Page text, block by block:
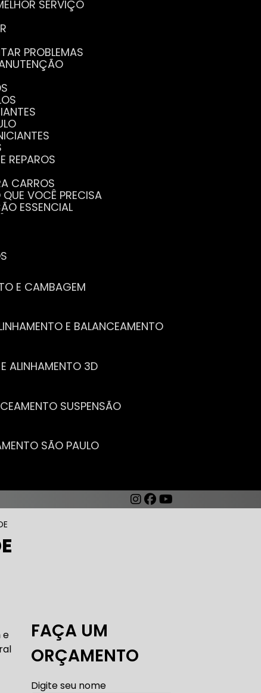
SERVIÇO
PROBLEMAS
REPAROS
CARROS
VOCÊ PRECISA
ESSENCIAL
SABER
DO SEU CARRO
SABER
CARRO
E CAMBAGEM
E BALANCEAMENTO
ALINHAMENTO 3D
SUSPENSÃO
SÃO PAULO
e
FAÇA UM
ORÇAMENTO
Digite seu nome